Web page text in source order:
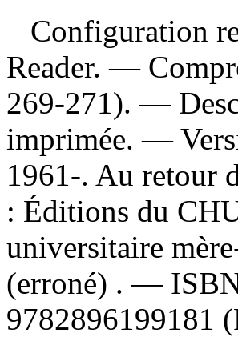
Configuration
Reader. —
269-271). —
imprimée. —
1961-. Au retour
: Éditions du
universitaire
(erroné) . —
9782896199181